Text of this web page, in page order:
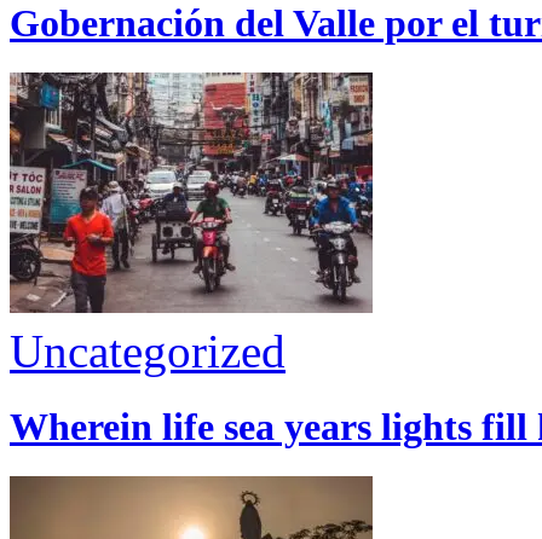
Gobernación del Valle por el
Uncategorized
Wherein life sea years lights